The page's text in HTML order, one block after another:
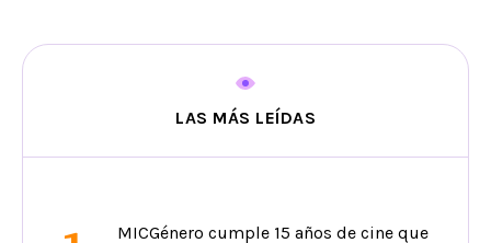
LAS MÁS LEÍDAS
MICGénero cumple 15 años de cine que